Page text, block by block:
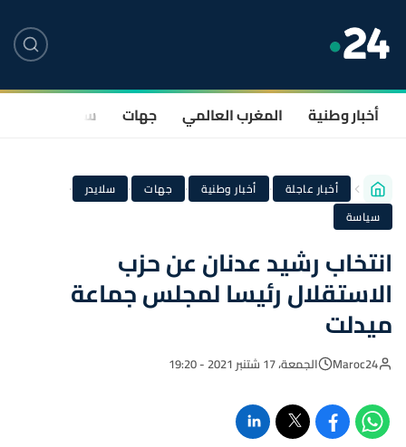
أخبار وطنية المغرب العالمي جهات سياسة
أخبار عاجلة · أخبار وطنية · جهات · سلايدر ·
سياسة
انتخاب رشيد عدنان عن حزب
الاستقلال رئيسا لمجلس جماعة
ميدلت
Maroc24 الجمعة، 17 شتنبر 2021 - 19:20